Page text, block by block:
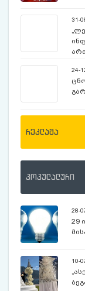
31-
24-
რეკლამა
პოპულალური
28-
29
10-